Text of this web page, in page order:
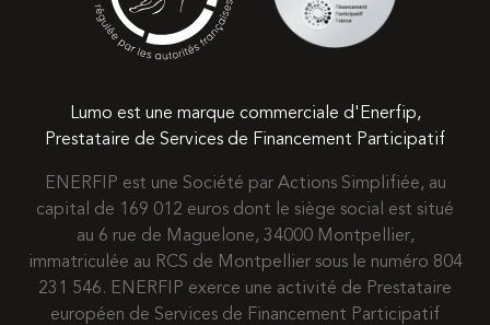
Lumo est une marque commerciale d'Enerfip,
Prestataire de Services de Financement Participatif
ENERFIP est une Société par Actions Simplifiée, au
capital de 169 012 euros dont le siège social est situé
au 6 rue de Maguelone, 34000 Montpellier,
immatriculée au RCS de Montpellier sous le numéro 804
231 546. ENERFIP exerce une activité de Prestataire
européen de Services de Financement Participatif